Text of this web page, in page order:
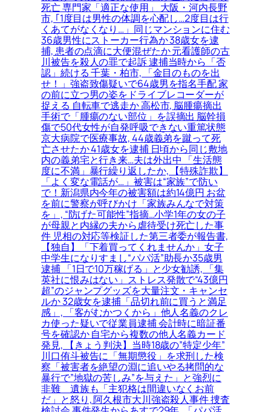
死亡 専門家「適正な使用」 大阪・河内長野
市, ｢1度目は男性の体調を心配し…2度目は行
くあてがなくなり…」同じマンションに住む
36歳男性にストーカー行為か 38歳女を逮
捕, 患者の点滴に大便混ぜたか 元看護師の古
川被告を殺人の罪で起訴 逮捕当時から「否
認」続ける 千葉・柏市, 「金目のものを出
せ！」強盗致傷疑いで64歳男を指名手配 家
の前に立つ男の姿をドライブレコーダーが
捉える 自転車で逃走か 高松市, 脳腫瘍摘出
手術で「腫瘍のない部位」を誤摘出 脳幹損
傷で50代女性が自発呼吸できない重篤状態
京大病院で医療事故, 44歳義弟を蹴って死
亡させたか 41歳女を逮捕 日頃から同じ敷地
内の義弟宅と行き来…夫は外出中 「生活態
度に不満」暴行繰り返したか, 【特殊詐欺】
「よく変な電話が…」被害は“家族”で防い
で！新潟県内今年の被害額は約14億円 お盆
を前に警察が呼びかけ「家族みんなで対策
を」, “防げた可能性”指摘…小学1年の女の子
が母親と内縁の夫から虐待受け死亡した事
件 児相の対応等検証した第三者委が報告書,
【独自】「下着買ってくれませんか」女子
中学生になりすまし“パパ活”助長か35歳男
逮捕 「1日で10万稼げる」と少女勧誘, 「集
英社に恨みはない」ストレス発散で“43億円
超”のジャンプグッズを大量注文・キャンセ
ルか 32歳女を逮捕「品切れ前に買うと満足
感」, 「客がむかつくから」他人名義のクレ
カ使った疑いで従業員逮捕 会計時に暗証番
号を確認か 自宅から複数の他人名義カード
発見, 【きょう判決】当時18歳の”特定少年”
川口侑斗被告に「無期懲役」を求刑した検
察「被害者を絶望の淵に追いやる拷問的な
暴行で”地獄の苦しみ”を与えた」と強烈に
非難＿遺族も「主犯格は間違いなくお前
だ」と怒り, 阿久根市大川強盗殺人事件 捜査